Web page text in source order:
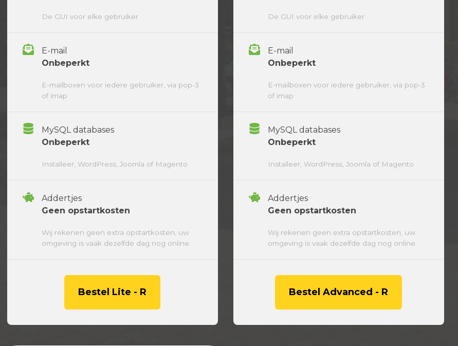
De GUI voor elke gebruiker
E-mail
Onbeperkt
E-mailboxen voor iedere gebruiker, via pop-3
of imap
MySQL databases
Onbeperkt
Installeer, WordPress, Joomla of Magento
Addertjes
Geen opstartkosten
Wij rekenen geen extra opstartkosten, uw
omgeving is vaak dezelfde dag nog online.
Bestel Lite - R
De GUI voor elke gebruiker
E-mail
Onbeperkt
E-mailboxen voor iedere gebruiker, via pop-3
of imap
MySQL databases
Onbeperkt
Installeer, WordPress, Joomla of Magento
Addertjes
Geen opstartkosten
Wij rekenen geen extra opstartkosten, uw
omgeving is vaak dezelfde dag nog online.
Bestel Advanced - R